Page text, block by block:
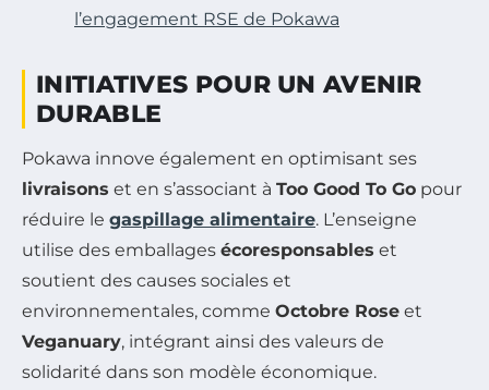
l’engagement RSE de Pokawa
INITIATIVES POUR UN AVENIR
DURABLE
Pokawa innove également en optimisant ses
livraisons et en s’associant à Too Good To Go pour
réduire le gaspillage alimentaire. L’enseigne
utilise des emballages écoresponsables et
soutient des causes sociales et
environnementales, comme Octobre Rose et
Veganuary, intégrant ainsi des valeurs de
solidarité dans son modèle économique.